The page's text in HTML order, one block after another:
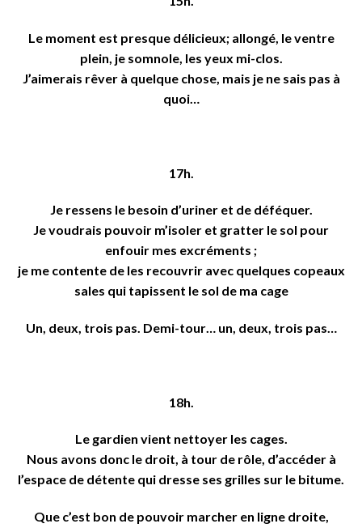
Le moment est presque délicieux; allongé, le ventre
plein, je somnole, les yeux mi-clos.
J’aimerais rêver à quelque chose, mais je ne sais pas à
quoi…
17h.
Je ressens le besoin d’uriner et de déféquer.
Je voudrais pouvoir m’isoler et gratter le sol pour
enfouir mes excréments ;
je me contente de les recouvrir avec quelques copeaux
sales qui tapissent le sol de ma cage
Un, deux, trois pas. Demi-tour… un, deux, trois pas…
18h.
Le gardien vient nettoyer les cages.
Nous avons donc le droit, à tour de rôle, d’accéder à
l’espace de détente qui dresse ses grilles sur le bitume.
Que c’est bon de pouvoir marcher en ligne droite,